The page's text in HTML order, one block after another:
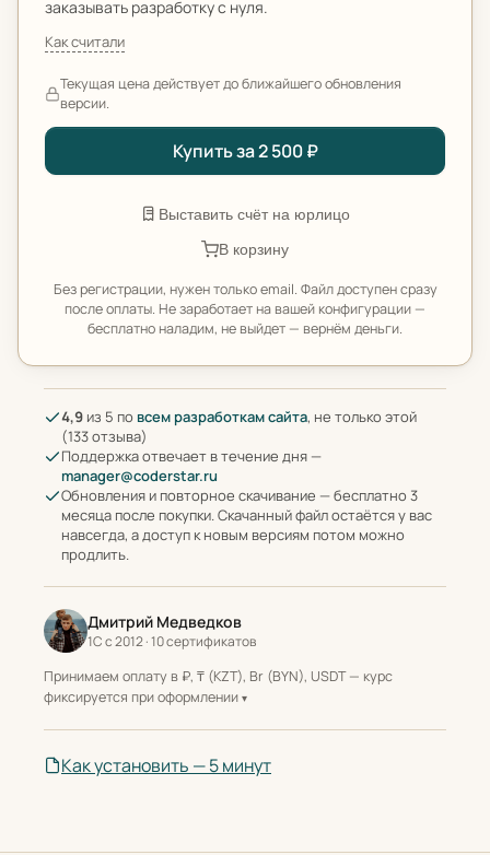
заказывать разработку с нуля.
Как считали
Текущая цена действует до ближайшего обновления
версии.
Купить за 2 500 ₽
Выставить счёт на юрлицо
В корзину
Без регистрации, нужен только email. Файл доступен сразу
после оплаты. Не заработает на вашей конфигурации —
бесплатно наладим, не выйдет — вернём деньги.
4,9 из 5 по всем разработкам сайта, не только этой
(133 отзыва)
Поддержка отвечает в течение дня —
manager@coderstar.ru
Обновления и повторное скачивание — бесплатно 3
месяца после покупки. Скачанный файл остаётся у вас
навсегда, а доступ к новым версиям потом можно
продлить.
Дмитрий Медведков
1С с 2012 · 10 сертификатов
Принимаем оплату в ₽, ₸ (KZT), Br (BYN), USDT — курс
фиксируется при оформлении
Как установить — 5 минут